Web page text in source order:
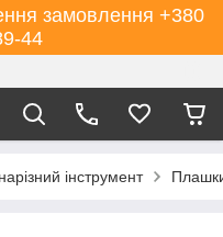
замовлення +380
44
інструмент